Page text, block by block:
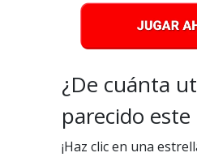
¿De cuánta
parecido
¡Haz clic en una